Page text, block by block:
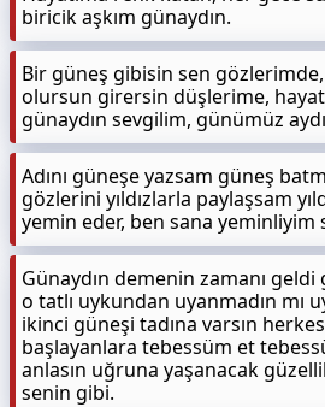
biricik aşkım günaydın.
Bir güneş gibisin sen
olursun girersin düşlerime,
günaydın sevgilim, günümüz
Adını güneşe yazsam güneş
gözlerini yıldızlarla paylaşsam
yemin eder, ben sana yeminliyim
Günaydın demenin zamanı
o tatlı uykundan uyanmadın mı
ikinci güneşi tadına varsın
başlayanlara tebessüm et
anlasın uğruna yaşanacak
senin gibi.